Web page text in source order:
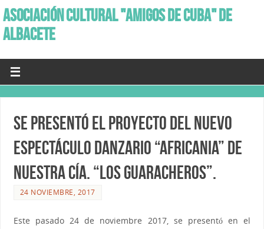
ASOCIACIÓN CULTURAL "AMIGOS DE CUBA" DE
ALBACETE
Se presentó el Proyecto del nuevo
espectáculo danzario “Africania” de
nuestra Cía. “Los Guaracheros”.
24 NOVIEMBRE, 2017
Este pasado 24 de noviembre 2017, se presentó en el